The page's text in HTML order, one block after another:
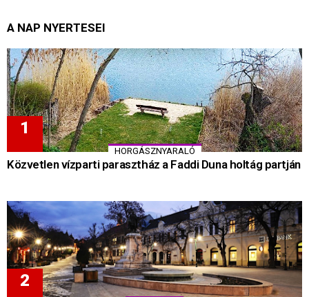
A NAP NYERTESEI
HORGÁSZNYARALÓ
Közvetlen vízparti parasztház a Faddi Duna holtág partján